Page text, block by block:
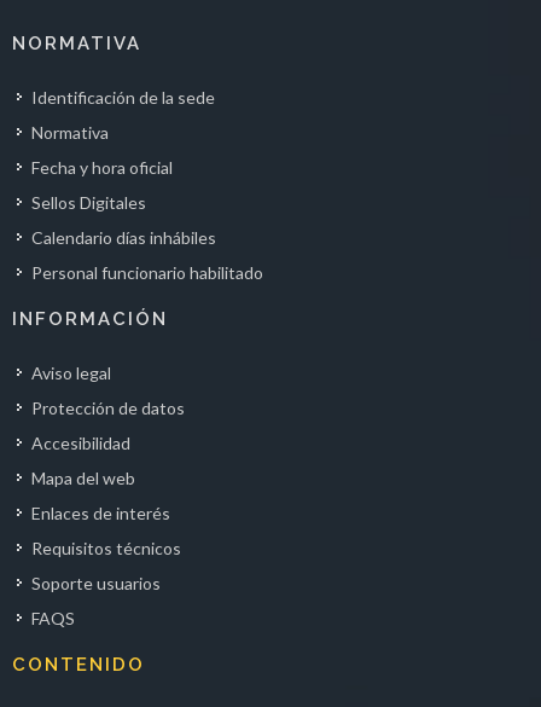
NORMATIVA
Identificación de la sede
Normativa
Fecha y hora oficial
Sellos Digitales
Calendario días inhábiles
Personal funcionario habilitado
INFORMACIÓN
Aviso legal
Protección de datos
Accesibilidad
Mapa del web
Enlaces de interés
Requisitos técnicos
Soporte usuarios
FAQS
CONTENIDO